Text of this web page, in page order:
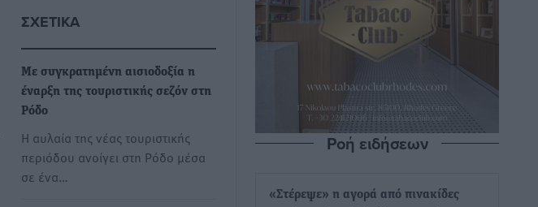
ΣΧΕΤΙΚΆ
Με συγκρατημένη αισιοδοξία η
έναρξη της τουριστικής σεζόν στη
Ρόδο
Η αυλαία της νέας τουριστικής
περιόδου ανοίγει στη Ρόδο μέσα
σε ένα…
Ροή ειδήσεων
«Στέρεψε» η αγορά από πινακίδες